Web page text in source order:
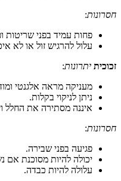
חסרונות:
פחות עמיד בפני שריטות
עלול להרגיש זול או לא
זכוכית יתרונות:
מעניקה מראה אלגנטי
ניתן לניקוי בקלות.
איננה מסתירה את החלל
חסרונות:
פגיעה בפני שבירה.
יכולה להיות מסוכנת אם
עלולה להיות כבדה.